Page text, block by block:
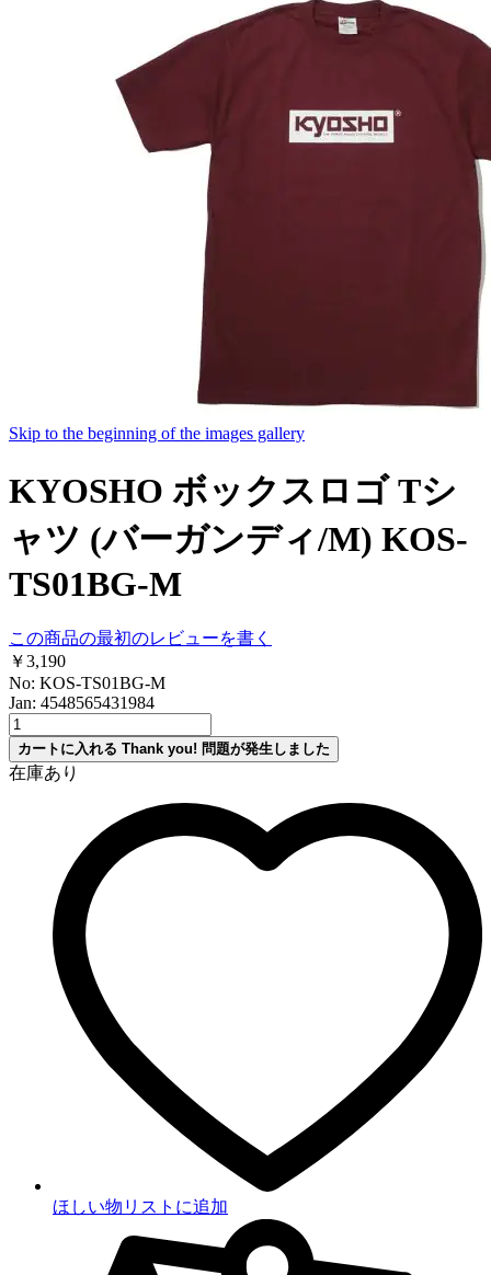
Skip to the beginning of the images gallery
KYOSHO ボックスロゴ Tシ
ャツ (バーガンディ/M) KOS-
TS01BG-M
この商品の最初のレビューを書く
￥3,190
No: KOS-TS01BG-M
Jan: 4548565431984
カートに入れる Thank you! 問題が発生しました
在庫あり
ほしい物リストに追加